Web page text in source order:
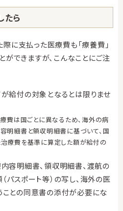
たら
に支払った医療費も「療養費」
ができますが、こんなことにご注
給付の対象となるとは限りませ
費は国ごとに異なるため、海外の病
明細書と領収明細書に基づいて、国
療費を基準に算定した額が給付の
容明細書、領収明細書、渡航の
パスポート等）の写し、海外の医
との同意書の添付が必要にな